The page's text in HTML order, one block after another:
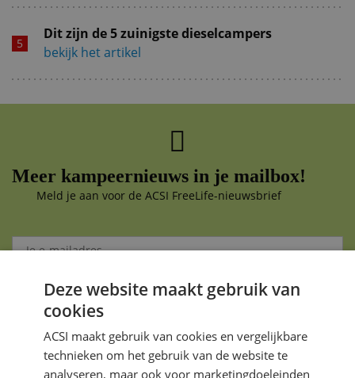
Dit zijn de 5 zuinigste dieselcampers
bekijk het artikel
Meer kampeernieuws in je mailbox!
Meld je aan voor de ACSI FreeLife-nieuwsbrief
Aanmelden
Je gegevens zijn veilig en worden niet gedeeld met anderen
Deze website maakt gebruik van
cookies
ACSI maakt gebruik van cookies en vergelijkbare
technieken om het gebruik van de website te
analyseren, maar ook voor marketingdoeleinden